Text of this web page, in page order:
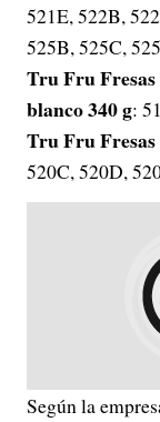
521E, 522B,
525B, 525C,
Tru Fru
blanco 340 g:
Tru Fru Fresas
520C, 520D,
Según la